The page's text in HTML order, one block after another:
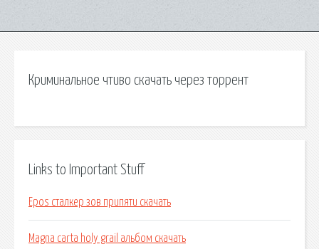
Криминальное чтиво скачать через торрент
Links to Important Stuff
Epos сталкер зов припяти скачать
Magna carta holy grail альбом скачать